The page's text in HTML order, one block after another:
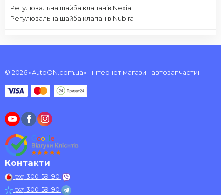
Регулювальна шайба клапанів Nexia
Регулювальна шайба клапанів Nubira
© 2026 «AutoON.com.ua» - інтернет магазин автозапчастин
Контакти
(099) 300-59-90
(067) 300-59-90